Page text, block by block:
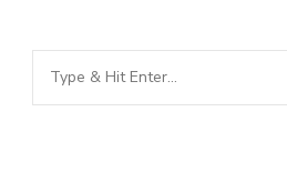
Looking
for